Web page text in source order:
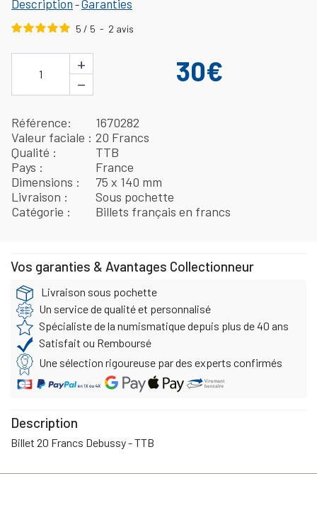
Description -Garanties
5 / 5 - 2 avis
1
+
−
30€
Référence
1670282
Valeur faciale
20 Francs
Qualité
TTB
Pays
France
Dimensions
75 x 140 mm
Livraison
Sous pochette
Catégorie
Billets français en francs
Vos garanties & Avantages Collectionneur
Livraison sous pochette
Un service de qualité et personnalisé
Spécialiste de la numismatique depuis plus de 40 ans
Satisfait ou Remboursé
Une sélection rigoureuse par des experts confirmés
Description
Billet 20 Francs Debussy - TTB